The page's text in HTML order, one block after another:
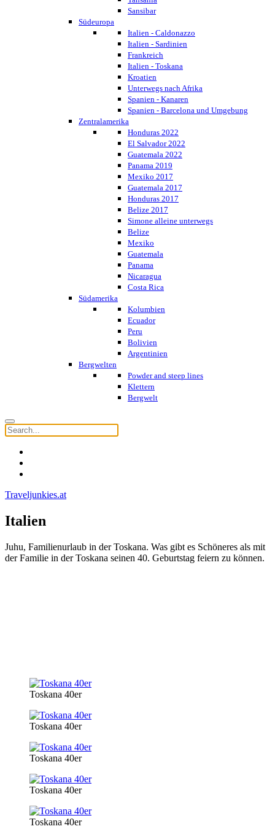
Sansibar
Südeuropa
Italien - Caldonazzo
Italien - Sardinien
Frankreich
Italien - Toskana
Kroatien
Unterwegs nach Afrika
Spanien - Kanaren
Spanien - Barcelona und Umgebung
Zentralamerika
Honduras 2022
El Salvador 2022
Guatemala 2022
Panama 2019
Mexiko 2017
Guatemala 2017
Honduras 2017
Belize 2017
Simone alleine unterwegs
Belize
Mexiko
Guatemala
Panama
Nicaragua
Costa Rica
Südamerika
Kolumbien
Ecuador
Peru
Bolivien
Argentinien
Bergwelten
Powder and steep lines
Klettern
Bergwelt
Traveljunkies.at
Italien
Juhu, Familienurlaub in der Toskana. Was gibt es Schöneres als mit
der Familie in der Toskana seinen 40. Geburtstag feiern zu können.
Toskana 40er
Toskana 40er
Toskana 40er
Toskana 40er
Toskana 40er